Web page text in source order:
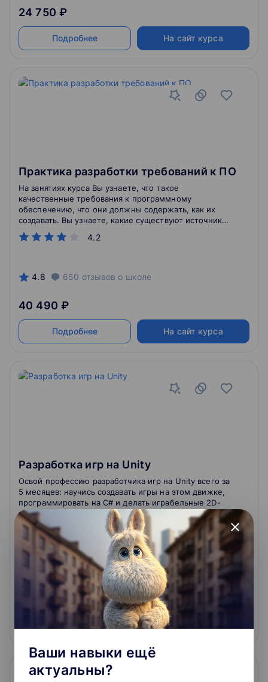
24 750 ₽
Подробнее На сайт курса
Практика разработки требований к ПО
4.2
На занятиях курса Вы узнаете, что такое
качественные требования к программному
обеспечению, что они должны содержать, как их
создавать. Вы узнаете, какие существуют источники
требований, как избежать ошибок при
формировании требований.
4.8 650 отзывов о школе
40 490 ₽
Подробнее На сайт курса
Разработка игр на Unity
Освой профессию разработчика игр на Unity всего за
5 месяцев: научись создавать игры на этом движке,
программировать на C# и делать играбельные 2D-
прототипы, которые можно будет загрузить в Steam,
App Store или Google Play.
86отзывово школе
80 000 ₽
Подробнее На сайт курса
close
Ваши навыки ещё
актуальны?